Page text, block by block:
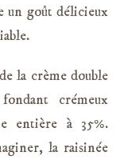
un goût délicieux
la crème double
crémeux
entière à 35%.
la raisinée